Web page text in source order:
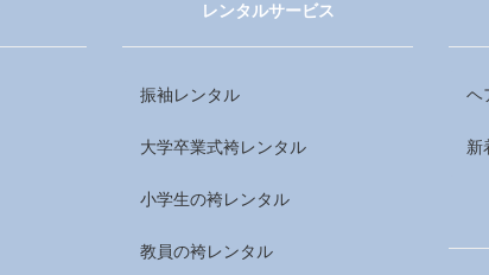
レンタルサービス
振袖レンタル
大学卒業式袴レンタル
小学生の袴レンタル
教員の袴レンタル
ヘ
新